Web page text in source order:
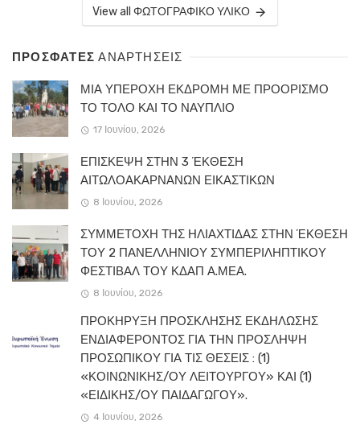
View all ΦΩΤΟΓΡΑΦΙΚΟ ΥΛΙΚΟ
ΠΡΟΣΦΑΤΕΣΑΝΑΡΤΗΣΕΙΣ
ΜΙΑ ΥΠΕΡΟΧΗ ΕΚΔΡΟΜΗ ΜΕ ΠΡΟΟΡΙΣΜΟ
ΤΟ ΤΟΛΟ ΚΑΙ ΤΟ ΝΑΥΠΛΙΟ
17 Ιουνίου, 2026
ΕΠΙΣΚΕΨΗ ΣΤΗΝ 3 ΈΚΘΕΣΗ
ΑΙΤΩΛΟΑΚΑΡΝΑΝΩΝ ΕΙΚΑΣΤΙΚΩΝ
8 Ιουνίου, 2026
ΣΥΜΜΕΤΟΧΗ ΤΗΣ ΗΛΙΑΧΤΙΔΑΣ ΣΤΗΝ ΈΚΘΕΣΗ
ΤΟΥ 2 ΠΑΝΕΛΛΗΝΙΟΥ ΣΥΜΠΕΡΙΛΗΠΤΙΚΟΥ
ΦΕΣΤΙΒΑΛ ΤΟΥ ΚΔΑΠ Α.ΜΕΑ.
8 Ιουνίου, 2026
ΠΡΟΚΗΡΥΞΗ ΠΡΟΣΚΛΗΣΗΣ ΕΚΔΗΛΩΣΗΣ
ΕΝΔΙΑΦΕΡΟΝΤΟΣ ΓΙΑ ΤΗΝ ΠΡΟΣΛΗΨΗ
ΠΡΟΣΩΠΙΚΟΥ ΓΙΑ ΤΙΣ ΘΕΣΕΙΣ : (1)
«ΚΟΙΝΩΝΙΚΗΣ/ΟΥ ΛΕΙΤΟΥΡΓΟΥ» ΚΑΙ (1)
«ΕΙΔΙΚΗΣ/ΟΥ ΠΑΙΔΑΓΩΓΟΥ».
4 Ιουνίου, 2026